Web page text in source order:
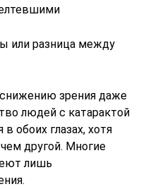
или разница между
зрения даже
людей с катарактой
обоих глазах, хотя
другой. Многие
лишь